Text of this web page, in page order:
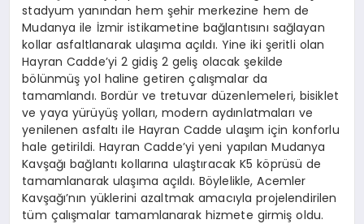
stadyum yanından hem şehir merkezine hem de
Mudanya ile İzmir istikametine bağlantısını sağlayan
kollar asfaltlanarak ulaşıma açıldı. Yine iki şeritli olan
Hayran Cadde’yi 2 gidiş 2 geliş olacak şekilde
bölünmüş yol haline getiren çalışmalar da
tamamlandı. Bordür ve tretuvar düzenlemeleri, bisiklet
ve yaya yürüyüş yolları, modern aydınlatmaları ve
yenilenen asfaltı ile Hayran Cadde ulaşım için konforlu
hale getirildi. Hayran Cadde’yi yeni yapılan Mudanya
Kavşağı bağlantı kollarına ulaştıracak K5 köprüsü de
tamamlanarak ulaşıma açıldı. Böylelikle, Acemler
Kavşağı’nın yüklerini azaltmak amacıyla projelendirilen
tüm çalışmalar tamamlanarak hizmete girmiş oldu.